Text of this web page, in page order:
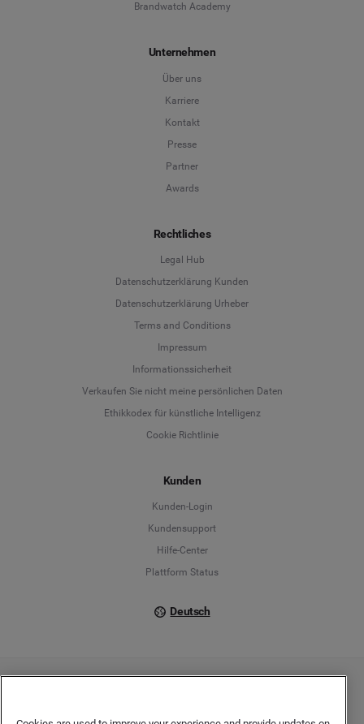
Brandwatch Academy
Unternehmen
Über uns
Karriere
Kontakt
Presse
Partner
Awards
Rechtliches
Legal Hub
Datenschutzerklärung Kunden
Datenschutzerklärung Urheber
Terms and Conditions
Impressum
Informationssicherheit
Verkaufen Sie nicht meine persönlichen Daten
Ethikkodex für künstliche Intelligenz
Cookie Richtlinie
Kunden
Kunden-Login
Kundensupport
Hilfe-Center
Plattform Status
Deutsch
Deutsch
English